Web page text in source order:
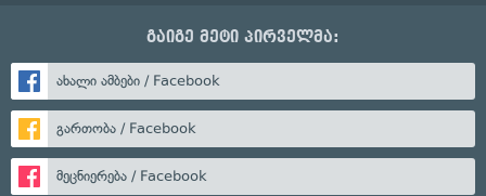
გაიგე მეტი პირველმა:
ახალი ამბები / Facebook
გართობა / Facebook
მეცნიერება / Facebook